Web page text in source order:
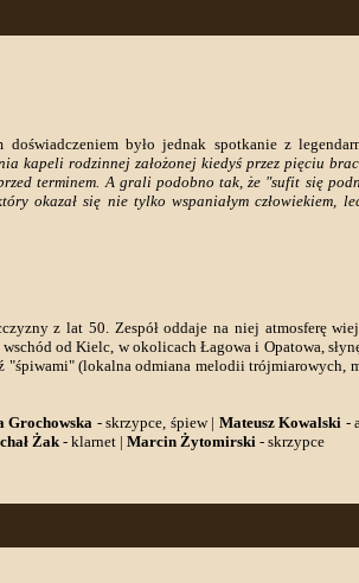
doświadczeniem było jednak spotkanie z
kapeli rodzinnej założonej kiedyś przez pięciu
terminem. A grali podobno tak, że "sufit się
okazał się nie tylko wspaniałym człowiekiem,
z lat 50. Zespół oddaje na niej atmosferę
od Kielc, w okolicach Łagowa i Opatowa,
"śpiwami" (lokalna odmiana melodii
Grochowska - skrzypce, śpiew | Mateusz Kowalski -
Żak- klarnet | Marcin Żytomirski - skrzypce